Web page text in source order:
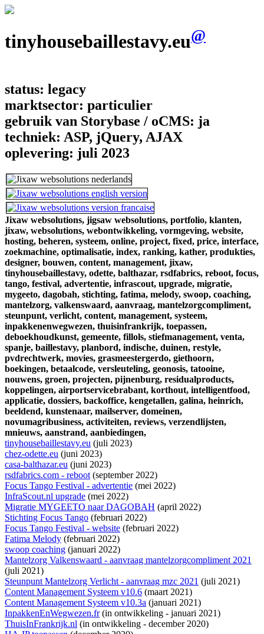
tinyhousebaillestavy.eu@
status: legacy
marktsector: particulier
gebruik van Storybase / oCMS: ja
techniek: ASP, jQuery, AJAX
oplevering: juli 2023
Jixaw websolutions, jigsaw websolutions, portfolio, klanten,
jixaw, websolutions, webontwikkeling, vormgeving, website,
hosting, beheren, systeem, online, project, fixed, price, interface,
zoekmachine, optimalisatie, index, ranking, kather, produkties,
designer, bouwen, content, management, jixaw,
tinyhousebaillestavy, odette, balthazar, rsdfabrics, reboot, focus,
tango, festival, advertentie, infrascout, upgrade, migratie,
mygeeto, dagobah, stichting, fatima, melody, swoop, coaching,
mantelzorg, valkenswaard, aanvraag, mantelzorgcompliment,
steunpunt, verlicht, content, management, systeem,
inpakkenenwegwezen, thuisinfrankrijk, toepassen,
deboekhoudkunst, gemeente, fillols, stiefmanagement, venta,
spanje, baillestavy, planbord, indische, duinen, restyle,
pvdrechtwerk, movies, grasmeestergerdo, giethoorn,
boekingen, betaalcode, versleuteling, geonosis, tatooine,
nouwens, groen, projecten, pijnenburg, residualproducts,
koppelingen, airportservicebrabant, korthout, intelligentfood,
applicatie, dossiers, backoffice, kengetallen, galina, heinrich,
beeldend, kunstenaar, mailserver, domeinen,
novumagribusiness, activiteiten, reviews, verzendlijsten,
mnieuws, aanstrand, aanbiedingen,
tinyhousebaillestavy.eu (juli 2023)
chez-odette.eu (juni 2023)
casa-balthazar.eu (juni 2023)
rsdfabrics.com - reboot(september 2022)
Focus Tango Festival - advertentie (mei 2022)
InfraScout.nl upgrade (mei 2022)
Migratie MYGEETO naar DAGOBAH (april 2022)
Stichting Focus Tango (februari 2022)
Focus Tango Festival - website (februari 2022)
Fatima Melody (februari 2022)
swoop coaching (januari 2022)
Mantelzorg Valkenswaard - aanvraag mantelzorgcompliment 2021
(juli 2021)
Steunpunt Mantelzorg Verlicht - aanvraag mzc 2021 (juli 2021)
Content Management Systeem v10.6 (maart 2021)
Content Management Systeem v10.3a (januari 2021)
InpakkenEnWegwezen.fr(in ontwikkeling - januari 2021)
ThuisInFrankrijk.nl (in ontwikkeling - december 2020)